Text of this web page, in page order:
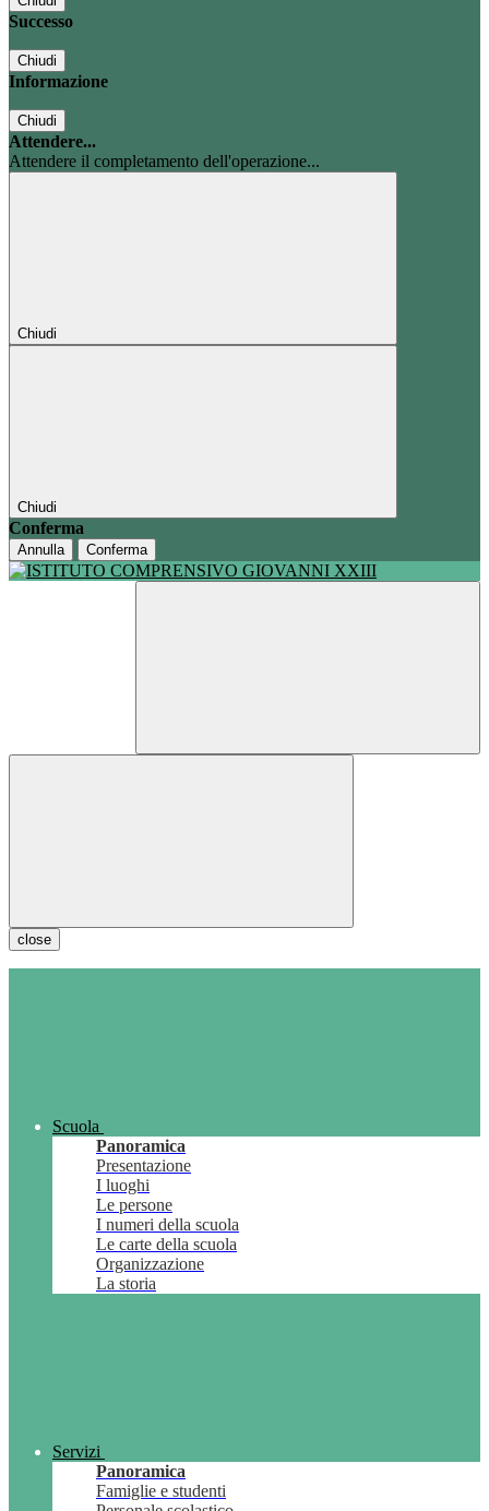
Successo
Chiudi
Informazione
Chiudi
Attendere...
Attendere il completamento dell'operazione...
Chiudi
Chiudi
Conferma
Annulla Conferma
close
Scuola
Panoramica
Presentazione
I luoghi
Le persone
I numeri della scuola
Le carte della scuola
Organizzazione
La storia
Servizi
Panoramica
Famiglie e studenti